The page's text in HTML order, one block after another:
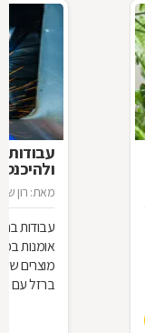
עבודות
מאת: רון
עבודות
אומנות
מוצרים
ברזל עם